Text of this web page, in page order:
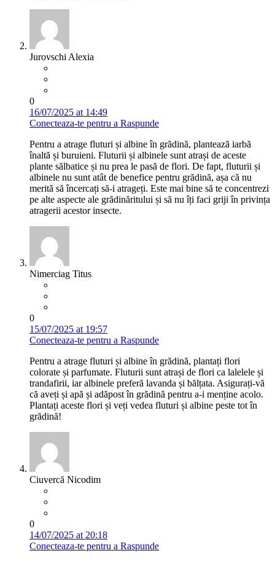
Jurovschi Alexia
0
16/07/2025 at 14:49
Conecteaza-te pentru a Raspunde
Pentru a atrage fluturi și albine în grădină, plantează iarbă
înaltă și buruieni. Fluturii și albinele sunt atrași de aceste
plante sălbatice și nu prea le pasă de flori. De fapt, fluturii și
albinele nu sunt atât de benefice pentru grădină, așa că nu
merită să încercați să-i atrageți. Este mai bine să te concentrezi
pe alte aspecte ale grădinăritului și să nu îți faci griji în privința
atragerii acestor insecte.
Nimerciag Titus
0
15/07/2025 at 19:57
Conecteaza-te pentru a Raspunde
Pentru a atrage fluturi și albine în grădină, plantați flori
colorate și parfumate. Fluturii sunt atrași de flori ca lalelele și
trandafirii, iar albinele preferă lavanda și bălțata. Asigurați-vă
că aveți și apă și adăpost în grădină pentru a-i menține acolo.
Plantați aceste flori și veți vedea fluturi și albine peste tot în
grădină!
Ciuvercă Nicodim
0
14/07/2025 at 20:18
Conecteaza-te pentru a Raspunde